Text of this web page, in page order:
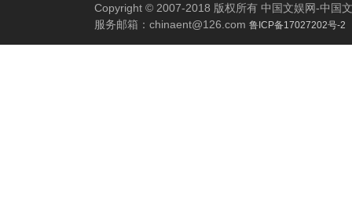
Copyright © 2007-2018 版权所有 中国文娱网-中国
服务邮箱： chinaent@126.com 鲁ICP备17027202号-2